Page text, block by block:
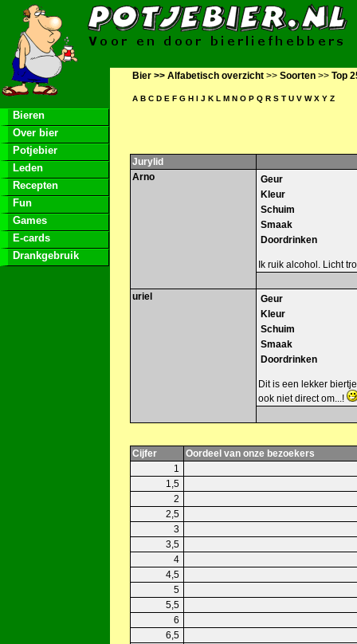
Bieren
Over bier
Potjebier
Leden
Recepten
Fun
Games
E-cards
Drankgebruik
Bier >> Alfabetisch overzicht >> Soorten >> Top
A B C D E F G H I J K L M N O P Q R S T U V W X Y Z
Jurylid
Arno
Geur
Kleur
Schuim
Smaak
Doordrinken
Ik ruik alcohol. Licht
uriel
Geur
Kleur
Schuim
Smaak
Doordrinken
Dit is een lekker
ook niet direct om...!
Cijfer
Oordeel van onze bezoekers
1
1,5
2
2,5
3
3,5
4
4,5
5
5,5
6
6,5